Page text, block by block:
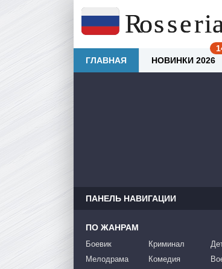
ПАНЕЛЬ НАВИГАЦИИ
ПО ЖАНРАМ
Боевик
Мелодрама
Криминал
Комедия
ГЛАВНАЯ НОВИНКИ 2026